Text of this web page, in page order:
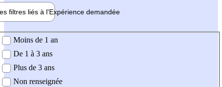
filtres liés à l'Expérience demandée
demandée
Moins de 1 an
De 1 à 3 ans
Plus de 3 ans
Non renseignée